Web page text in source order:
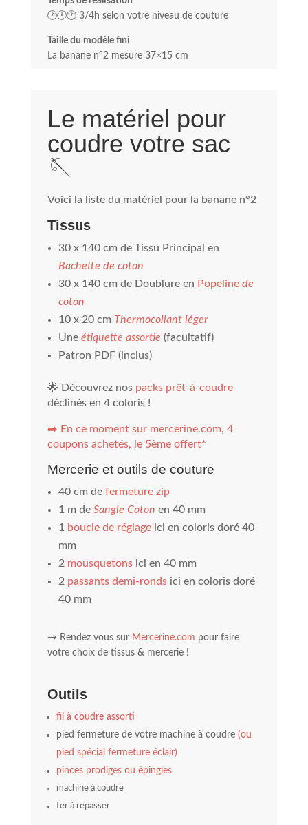
🕐🕐🕐 3/4h selon votre niveau de couture
Taille du modèle fini
La banane n°2 mesure 37×15 cm
Le matériel pour
coudre votre sac
🪡
Voici la liste du matériel pour la banane n°2
Tissus
30 x 140 cm de Tissu Principal en
Bachette de coton
30 x 140 cm de Doublure en Popelinede
coton
10 x 20 cm Thermocollant léger
Une étiquette assortie (facultatif)
Patron PDF (inclus)
🌟 Découvrez nos packs prêt-à-coudre
déclinés en 4 coloris !
➡️ En ce moment sur mercerine.com, 4
coupons achetés, le 5ème offert*
Mercerie et outils de couture
40 cm de fermeture zip
1 m de Sangle Coton en 40 mm
1
boucle de réglageici en coloris doré 40
mm
2 mousquetonsici en 40 mm
2 passants demi-ronds ici en coloris doré
40 mm
→ Rendez vous sur Mercerine.com pour faire
votre choix de tissus & mercerie !
Outils
fil à coudre assorti
pied fermeture de votre machine à coudre(ou
pied spécial fermeture éclair)
pinces prodiges ou épingles
machine à coudre
fer à repasser